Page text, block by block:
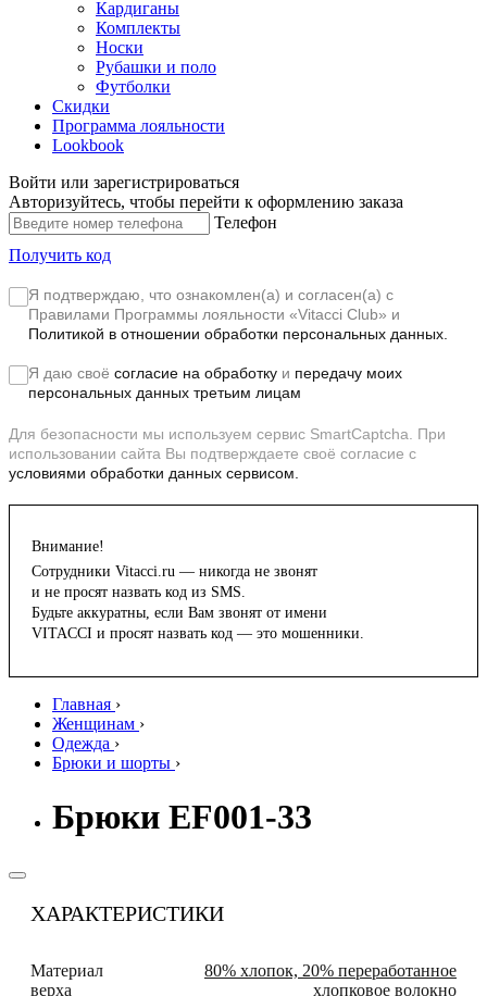
Кардиганы
Комплекты
Носки
Рубашки и поло
Футболки
Скидки
Программа лояльности
Lookbook
Войти или зарегистрироваться
Авторизуйтесь, чтобы перейти к оформлению заказа
Телефон
Получить код
Я подтверждаю, что ознакомлен(а) и согласен(а) с
Правилами Программы лояльности «Vitacci Club» и
Политикой в отношении обработки персональных данных.
Я даю своё согласие на обработку и передачу моих
персональных данных третьим лицам
Для безопасности мы используем сервис SmartCaptcha. При
использовании сайта Вы подтверждаете своё согласие с
условиями обработки данных сервисом.
Внимание!
Сотрудники Vitacci.ru — никогда не звонят
и не просят назвать код из SMS.
Будьте аккуратны, если Вам звонят от имени
VITACCI и просят назвать код — это мошенники.
Главная ›
Женщинам ›
Одежда ›
Брюки и шорты ›
Брюки EF001-33
ХАРАКТЕРИСТИКИ
Материал
верха
80% хлопок, 20% переработанное
хлопковое волокно